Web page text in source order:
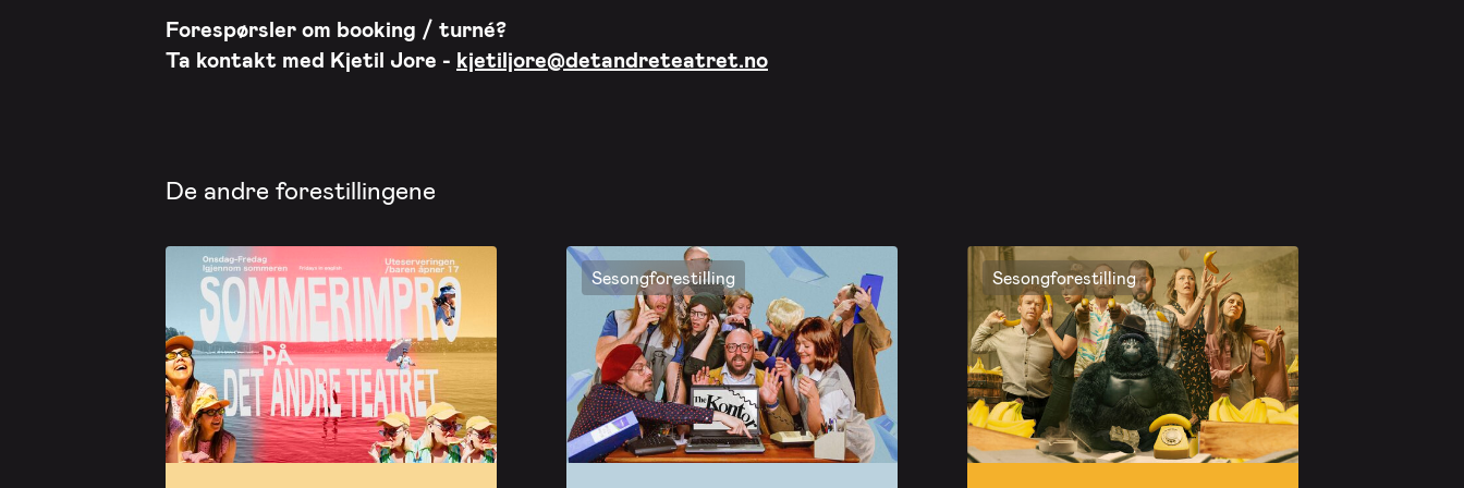
Forespørsler om booking / turné?
Ta kontakt med Kjetil Jore - kjetiljore@detandreteatret.no
De andre forestillingene
Sesongforestilling Sesongforestilling